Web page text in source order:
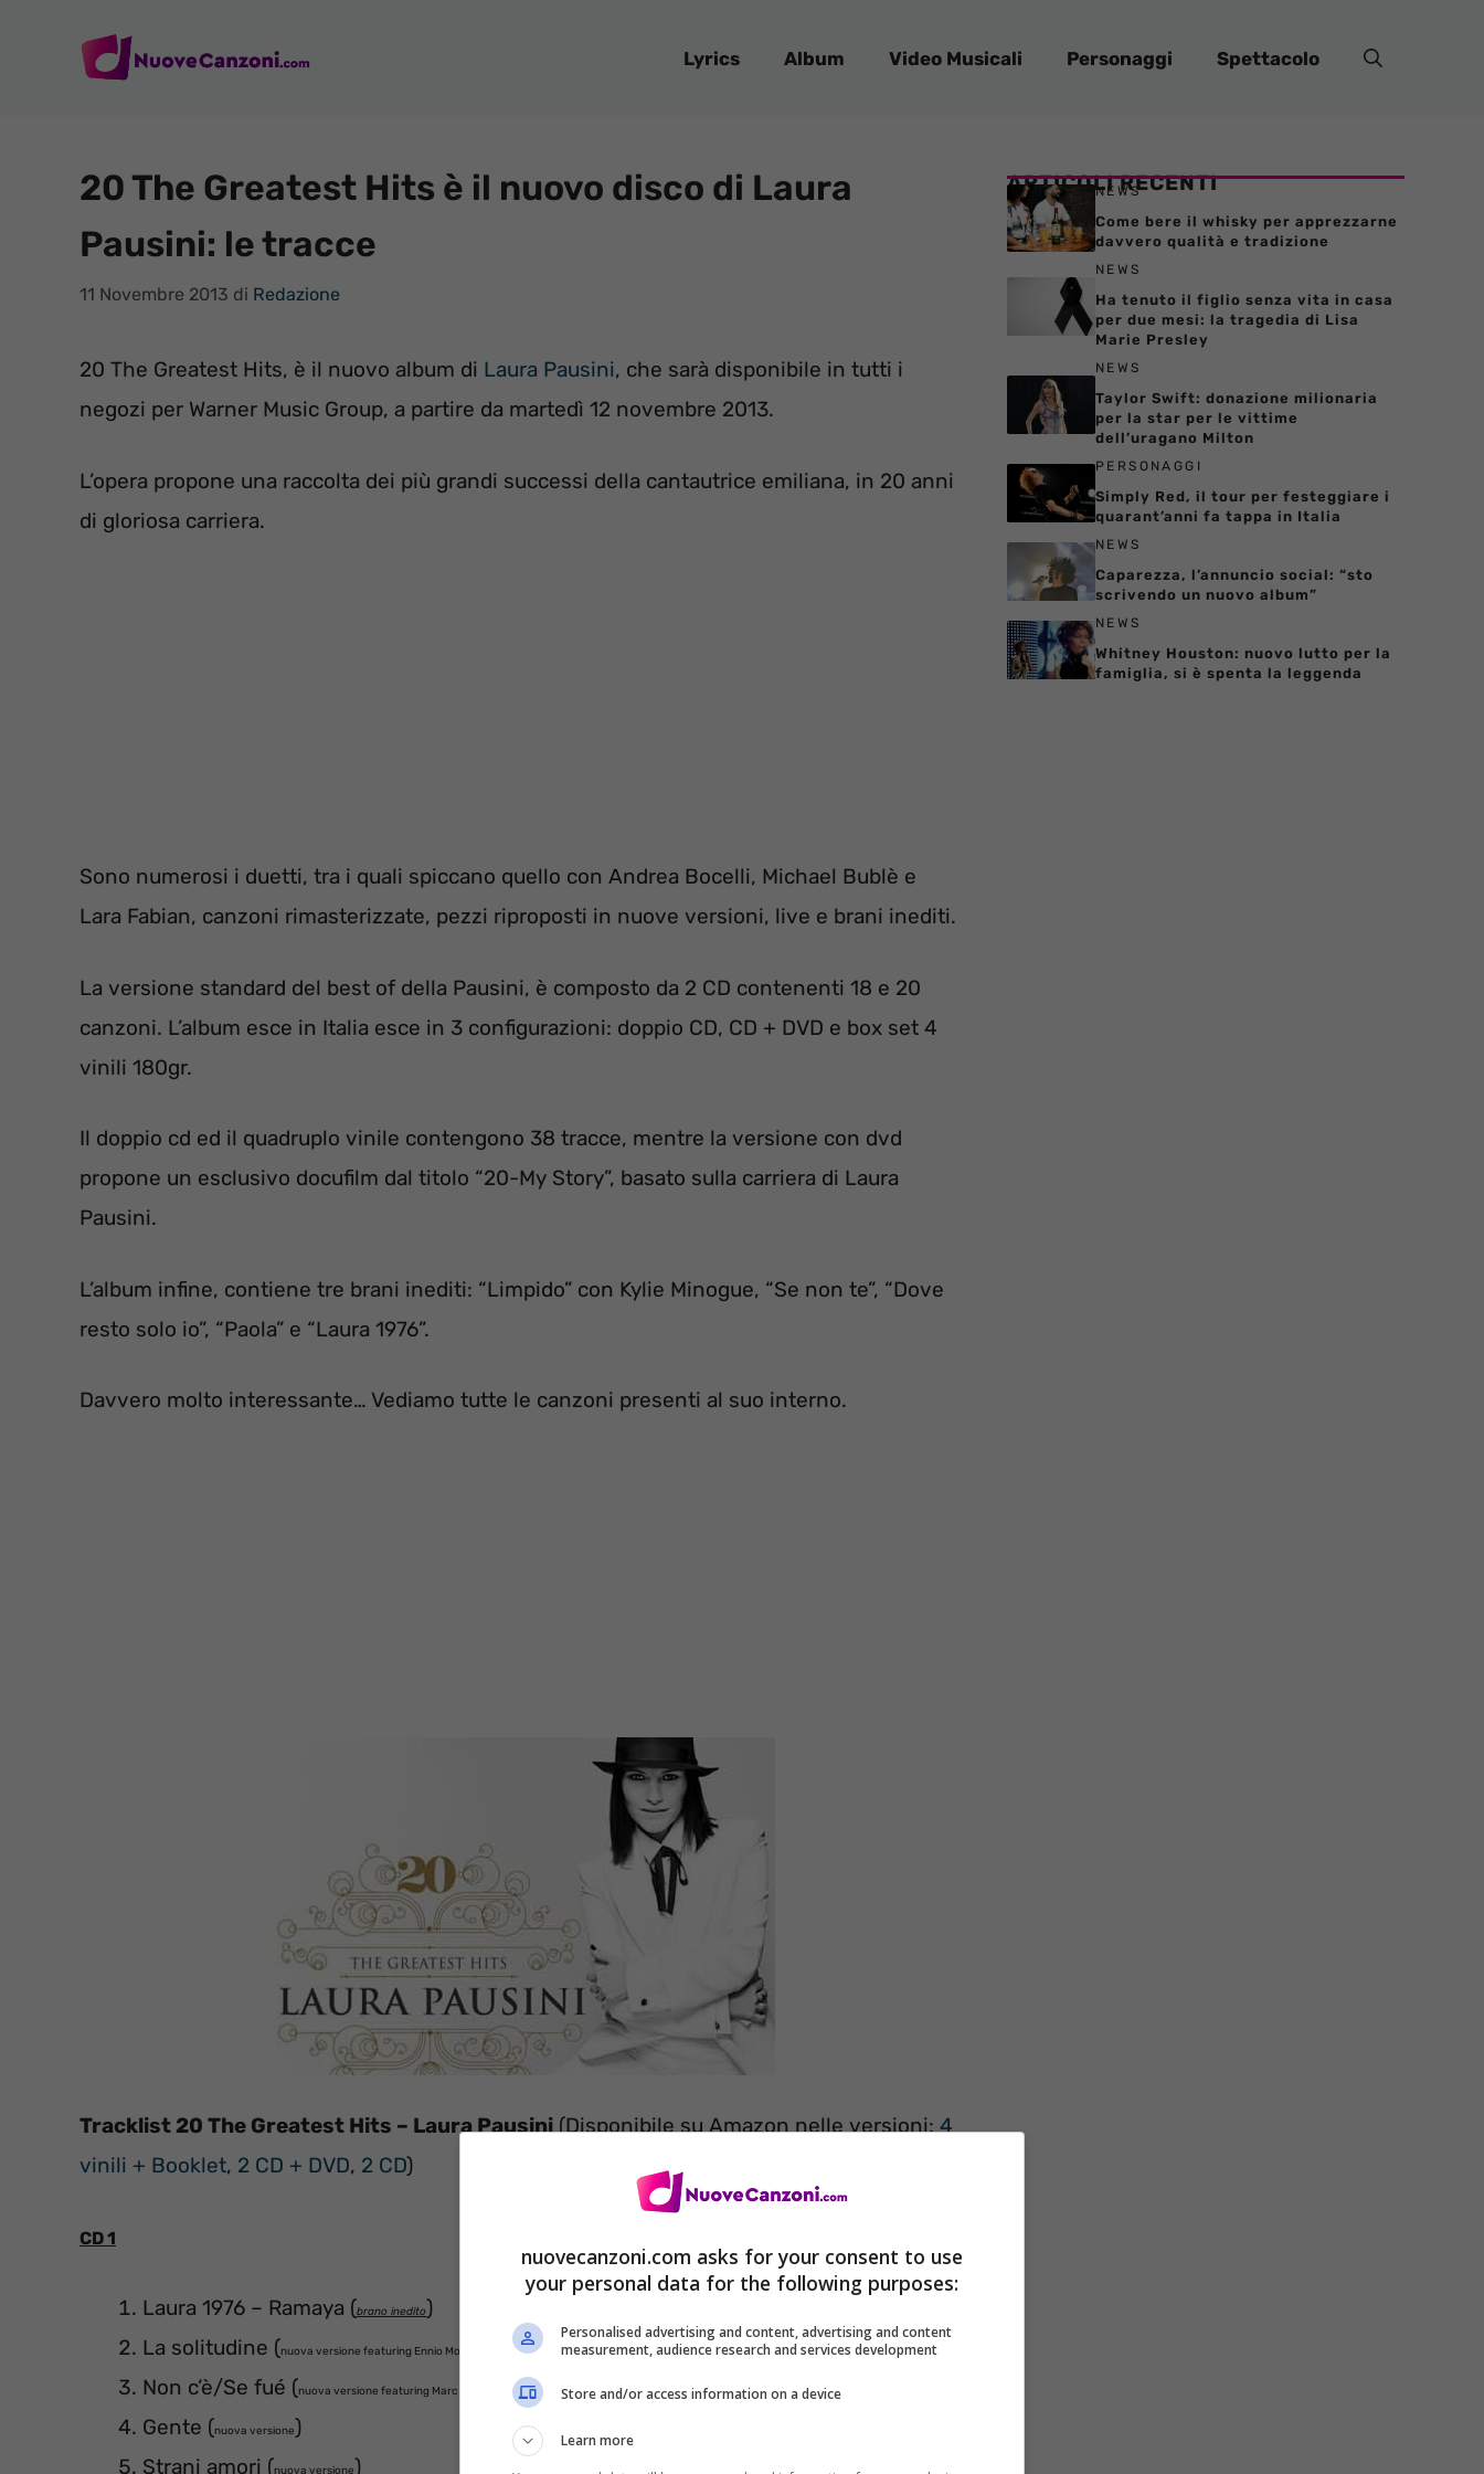
Lyrics Album Video Musicali Personaggi Spettacolo
20 The Greatest Hits è il nuovo disco di Laura
Pausini: le tracce
11 Novembre 2013 di Redazione
20 The Greatest Hits, è il nuovo album di Laura Pausini, che sarà disponibile in tutti i
negozi per Warner Music Group, a partire da martedì 12 novembre 2013.
L’opera propone una raccolta dei più grandi successi della cantautrice emiliana, in 20 anni
di gloriosa carriera.
Sono numerosi i duetti, tra i quali spiccano quello con Andrea Bocelli, Michael Bublè e
Lara Fabian, canzoni rimasterizzate, pezzi riproposti in nuove versioni, live e brani inediti.
La versione standard del best of della Pausini, è composto da 2 CD contenenti 18 e 20
canzoni. L’album esce in Italia esce in 3 configurazioni: doppio CD, CD + DVD e box set 4
vinili 180gr.
Il doppio cd ed il quadruplo vinile contengono 38 tracce, mentre la versione con dvd
propone un esclusivo docufilm dal titolo “20-My Story”, basato sulla carriera di Laura
Pausini.
L’album infine, contiene tre brani inediti: “Limpido” con Kylie Minogue, “Se non te”, “Dove
resto solo io”, “Paola” e “Laura 1976”.
Davvero molto interessante… Vediamo tutte le canzoni presenti al suo interno.
Tracklist 20 The Greatest Hits – Laura Pausini(Disponibile su Amazon nelle versioni:4
vinili + Booklet, 2 CD + DVD, 2 CD)
CD 1
Laura 1976 – Ramaya (brano inedito)
La solitudine (nuova versione featuring Ennio Morricone
Non c’è/Se fué (nuova versione featuring Marc Anthony
Gente (nuova versione)
Strani amori (nuova versione)
ARTICOLI RECENTI
NEWS
Come bere il whisky per apprezzarne
davvero qualità e tradizione
NEWS
Ha tenuto il figlio senza vita in casa
per due mesi: la tragedia di Lisa
Marie Presley
NEWS
Taylor Swift: donazione milionaria
per la star per le vittime
dell’uragano Milton
PERSONAGGI
Simply Red, il tour per festeggiare i
quarant’anni fa tappa in Italia
NEWS
Caparezza, l’annuncio social: “sto
scrivendo un nuovo album”
NEWS
Whitney Houston: nuovo lutto per la
famiglia, si è spenta la leggenda
nuovecanzoni.com asks for your consent to use
your personal data for the following purposes:
Personalised advertising and content, advertising and content
measurement, audience research and services development
Store and/or access information on a device
Learn more